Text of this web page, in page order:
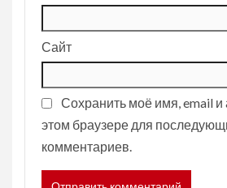
Сайт
Сохранить моё имя, email и
этом браузере для
комментариев.